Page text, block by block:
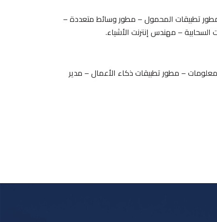
تطبيقات المحمول – مطور وسائط متعددة –
– مهندس إنترنت الأشياء.
– مطور تطبيقات ذكاء الأعمال – مدير
– مهندس الرؤية بالحاسب.